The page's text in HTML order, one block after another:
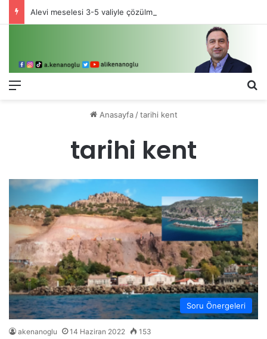
Menü
Anasayfa / tarihi kent
tarihi kent
Soru Önergeleri
akenanoglu 14 Haziran 2022 153